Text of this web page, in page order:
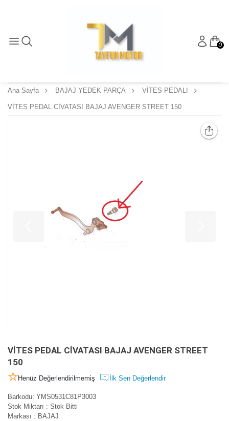
0
Ana Sayfa BAJAJ YEDEK PARÇA VİTES PEDALI
VİTES PEDAL CİVATASI BAJAJ AVENGER STREET 150
VİTES PEDAL CİVATASI BAJAJ AVENGER STREET
150
Henüz Değerlendirilmemiş İlk Sen Değerlendir
Barkodu: YMS0531C81P3003
Stok Miktarı : Stok Bitti
Markası : BAJAJ